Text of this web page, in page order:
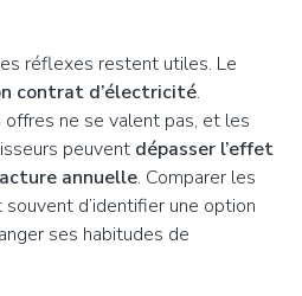
réflexes restent utiles. Le
contrat d’électricité.
ne se valent pas, et les
peuvent dépasser l’effet
annuelle. Comparer les
d’identifier une option
ses habitudes de